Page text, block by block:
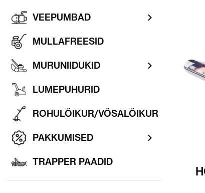
VEEPUMBAD
MULLAFREESID
MURUNIIDUKID
LUMEPUHURID
ROHULÕIKUR/VÕSALÕIKUR
PAKKUMISED
TRAPPER PAADID